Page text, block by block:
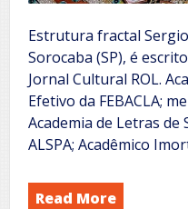
Estrutura fractal
Sorocaba (SP), é
Jornal Cultural ROL.
Efetivo da FEBACLA;
Academia de Letras de
ALSPA; Acadêmico
Read More